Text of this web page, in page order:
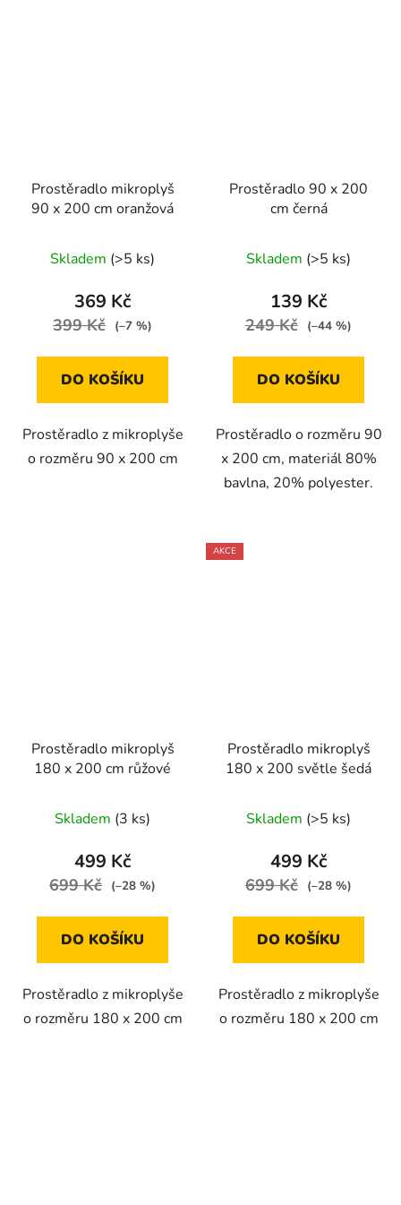
Prostěradlo mikroplyš
90 x 200 cm oranžová
Skladem (>5 ks)
369 Kč
399 Kč (–7 %)
DO KOŠÍKU
Prostěradlo z mikroplyše
o rozměru 90 x 200 cm
Prostěradlo 90 x 200
cm černá
Skladem (>5 ks)
139 Kč
249 Kč (–44 %)
DO KOŠÍKU
Prostěradlo o rozměru 90
x 200 cm, materiál 80%
bavlna, 20% polyester.
Prostěradlo mikroplyš
180 x 200 cm růžové
Skladem (3 ks)
499 Kč
699 Kč (–28 %)
DO KOŠÍKU
Prostěradlo z mikroplyše
o rozměru 180 x 200 cm
AKCE
Prostěradlo mikroplyš
180 x 200 světle šedá
Skladem (>5 ks)
499 Kč
699 Kč (–28 %)
DO KOŠÍKU
Prostěradlo z mikroplyše
o rozměru 180 x 200 cm